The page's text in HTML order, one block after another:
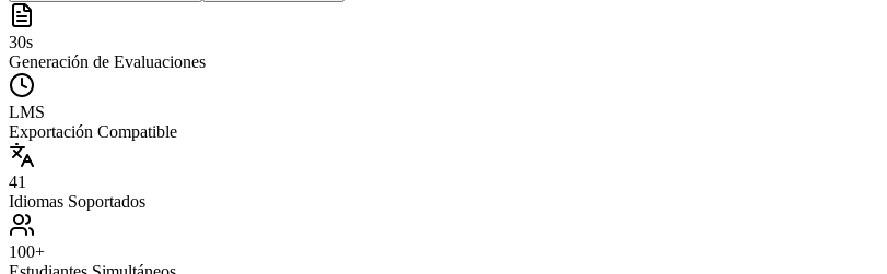
30s
Generación de Evaluaciones
LMS
Exportación Compatible
41
Idiomas Soportados
100+